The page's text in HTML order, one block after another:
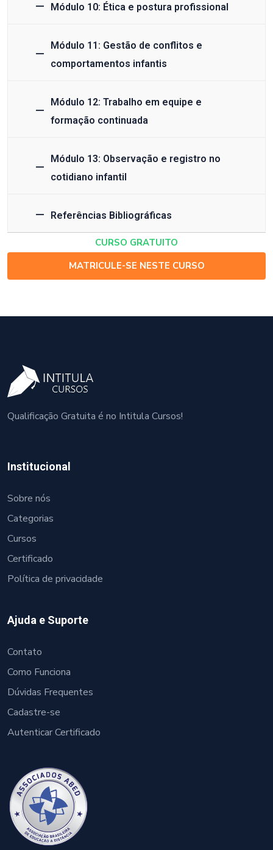
Módulo 10: Ética e postura profissional
Módulo 11: Gestão de conflitos e
comportamentos infantis
Módulo 12: Trabalho em equipe e
formação continuada
Módulo 13: Observação e registro no
cotidiano infantil
Referências Bibliográficas
CURSO GRATUITO
MATRICULE-SE NESTE CURSO
Qualificação Gratuita é no Intitula Cursos!
Institucional
Sobre nós
Categorias
Cursos
Certificado
Política de privacidade
Ajuda e Suporte
Contato
Como Funciona
Dúvidas Frequentes
Cadastre-se
Autenticar Certificado